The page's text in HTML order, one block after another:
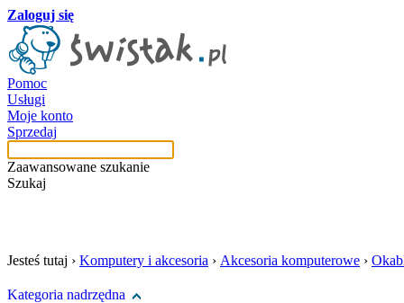
Zaloguj się
Pomoc
Usługi
Moje konto
Sprzedaj
Zaawansowane szukanie
Szukaj
Jesteś tutaj › Komputery i akcesoria › Akcesoria komputerowe ›
Kategoria nadrzędna